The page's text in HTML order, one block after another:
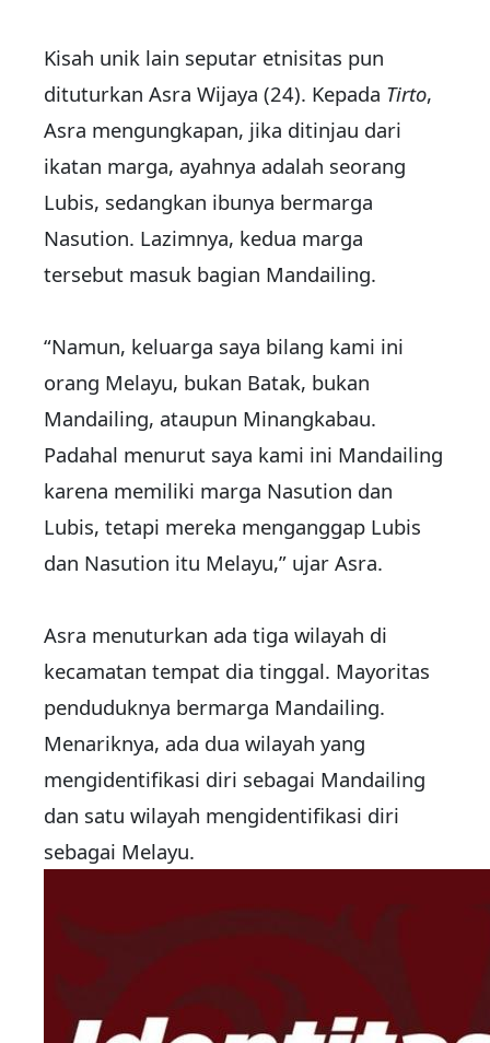
Kisah unik lain seputar etnisitas pun
dituturkan Asra Wijaya (24). Kepada Tirto,
Asra mengungkapan, jika ditinjau dari
ikatan marga, ayahnya adalah seorang
Lubis, sedangkan ibunya bermarga
Nasution. Lazimnya, kedua marga
tersebut masuk bagian Mandailing.
“Namun, keluarga saya bilang kami ini
orang Melayu, bukan Batak, bukan
Mandailing, ataupun Minangkabau.
Padahal menurut saya kami ini Mandailing
karena memiliki marga Nasution dan
Lubis, tetapi mereka menganggap Lubis
dan Nasution itu Melayu,” ujar Asra.
Asra menuturkan ada tiga wilayah di
kecamatan tempat dia tinggal. Mayoritas
penduduknya bermarga Mandailing.
Menariknya, ada dua wilayah yang
mengidentifikasi diri sebagai Mandailing
dan satu wilayah mengidentifikasi diri
sebagai Melayu.